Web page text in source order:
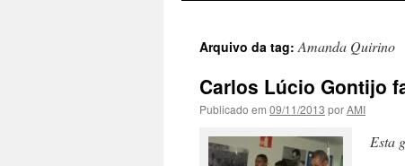
Arquivo da tag:Amanda Quirino
Carlos Lúcio Gontijo
Publicado em 09/11/2013 porAMI
Esta